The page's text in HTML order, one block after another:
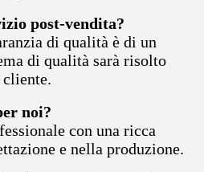
post-vendita?
di qualità è di un
di qualità sarà risolto
noi?
con una ricca
e nella produzione.